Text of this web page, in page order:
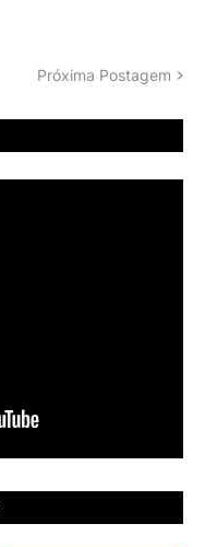
Próxima Postagem